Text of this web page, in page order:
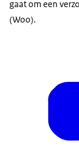
gaat om een
(Woo).